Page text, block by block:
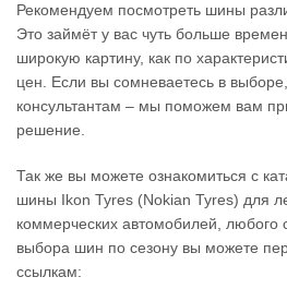
Рекомендуем посмотреть шины
Это займёт у вас чуть больше
широкую картину, как по
цен. Если вы сомневаетесь в
консультантам – мы поможем вам
решение.
Так же вы можете ознакомиться с
шины Ikon Tyres (Nokian Tyres) для
коммерческих автомобилей, любого
выбора шин по сезону вы можете
ссылкам: